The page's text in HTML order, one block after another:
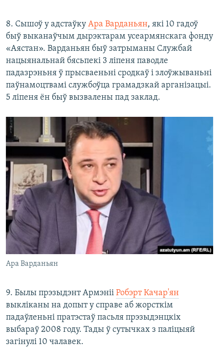
8. Сышоў у адстаўку Ара Варданьян, які 10 гадоў
быў выканаўчым дырэктарам усеармянскага фонду
«Аястан». Варданьян быў затрыманы Службай
нацыянальнай бясьпекі 3 лiпеня паводле
падазрэньня ў прысваеньні сродкаў і злоўжываньні
паўнамоцтвамі службоўца грамадзкай арганізацыі.
5 ліпеня ён быў вызвалены пад заклад.
Ара Варданьян
9. Былы прэзыдэнт Армэніі Робэрт Качар'ян
выкліканы на допыт у справе аб жорсткім
падаўленьні пратэстаў пасьля прэзыдэнцкіх
выбараў 2008 году. Тады ў сутычках з паліцыяй
загінулі 10 чалавек.